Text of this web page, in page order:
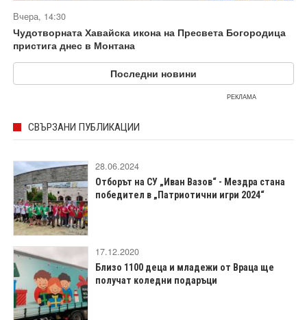
Вчера, 14:30
Чудотворната Хавайска икона на Пресвета Богородица
пристига днес в Монтана
Последни новини
РЕКЛАМА
СВЪРЗАНИ ПУБЛИКАЦИИ
28.06.2024
Отборът на СУ „Иван Вазов“ - Мездра стана
победител в „Патриотични игри 2024“
17.12.2020
Близо 1100 деца и младежи от Враца ще
получат коледни подаръци